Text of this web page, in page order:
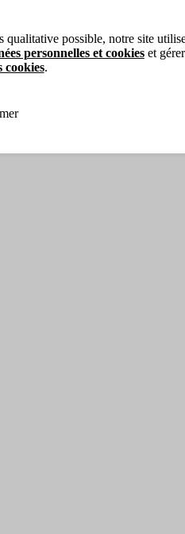
possible, notre site
personnelles et cookieset
cookies.